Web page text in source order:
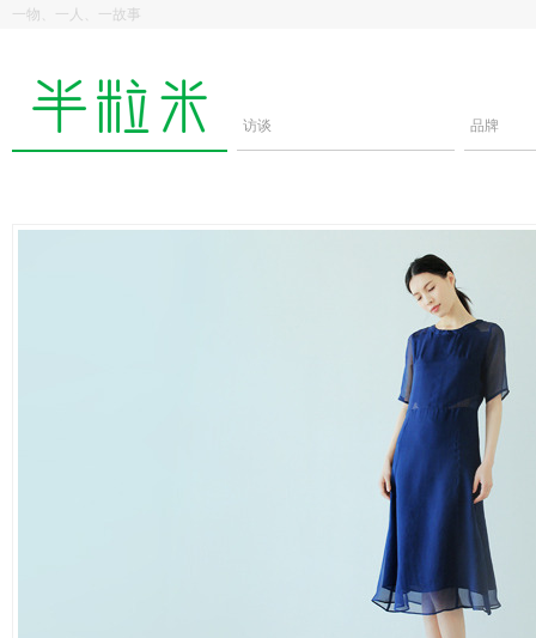
一物、一人、一故事
访谈 品牌